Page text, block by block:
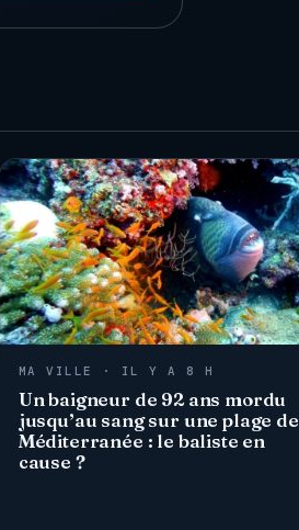
MA VILLE · IL Y A 8 H
Un baigneur de 92 ans mordu
jusqu’au sang sur une plage de
Méditerranée : le baliste en
cause ?